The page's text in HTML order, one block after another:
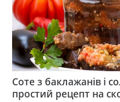
Соте з баклажанів і
простий рецепт на